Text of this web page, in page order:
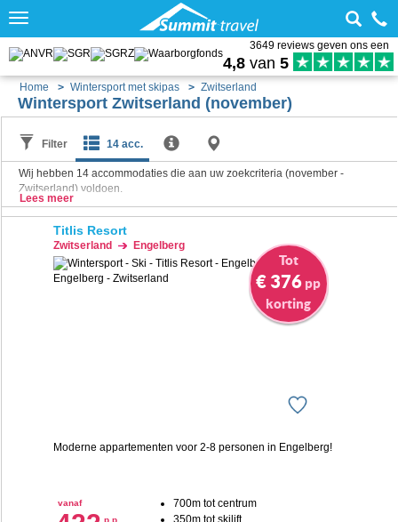
Toggle
3649 reviews geven ons een
4,8 van 5
Home Wintersport met skipas Zwitserland
Wintersport Zwitserland (november)
Filter 14 acc.
Wij hebben 14 accommodaties die aan uw zoekcriteria (november -
Zwitserland) voldoen.
Lees meer
Titlis Resort
Zwitserland Engelberg
Tot
€ 376 pp
korting
Moderne appartementen voor 2-8 personen in Engelberg!
vanaf
p.p.
700m tot centrum
350m tot skilift